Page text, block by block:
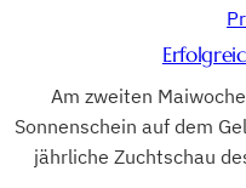
Am zweiten
Sonnenschein auf dem
jährliche Zuchtschau